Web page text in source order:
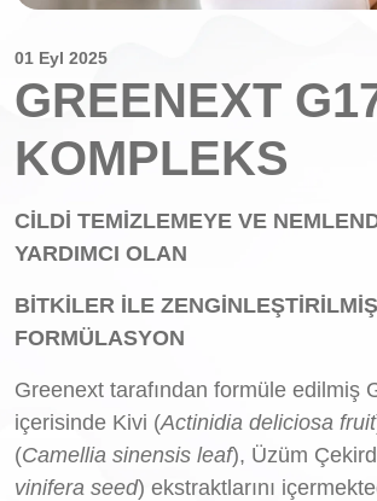
01 Eyl 2025
GREENEXT
KOMPLEKS
CİLDİ TEMİZLEMEYE VE
YARDIMCI OLAN
BİTKİLER İLE ZENGİNLEŞTİRİLMİŞ
FORMÜLASYON
Greenext tarafından formüle edilmiş
içerisinde Kivi (Actinidia deliciosa fruit
(Camellia sinensis leaf), Üzüm
vinifera seed) ekstraktlarını